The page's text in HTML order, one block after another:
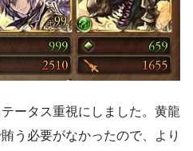
ータス重視にしました。黄龍
う必要がなかったので、より